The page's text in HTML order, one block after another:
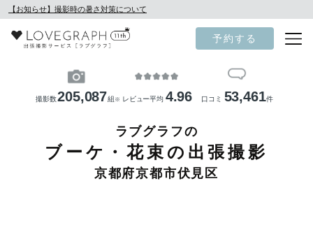
【お知らせ】撮影時の暑さ対策について
予約する
撮影数205,087組 ※ レビュー平均 4.96 口コミ 53,461件
ラブグラフの
ブーケ・花束の出張撮影
京都府京都市伏見区